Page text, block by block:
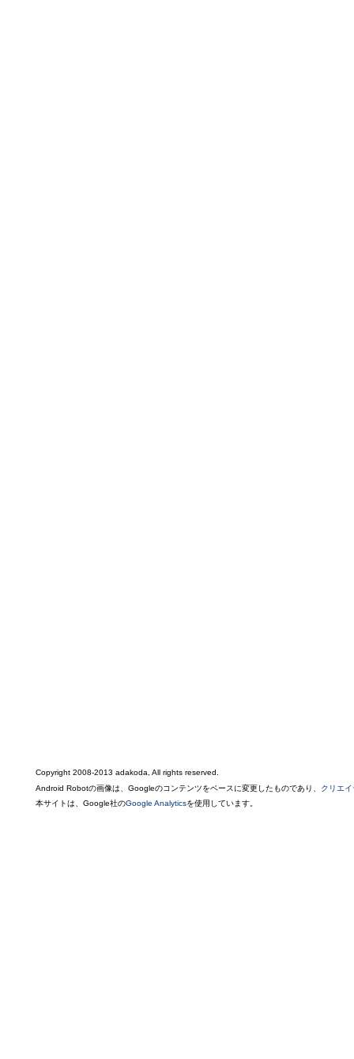
Copyright 2008-2013 adakoda, All rights reserved.
Android Robotの画像は、Googleのコンテンツをベースに変更したものであり、 クリエ
本サイトは、Google社のGoogle Analyticsを使用しています。